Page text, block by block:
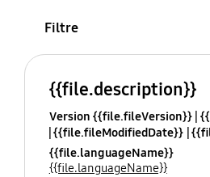
Filtre
{{file.description}}
Version {{file.fileVersion}}
{{file.fileModifiedDate}}
{{file.languageName}}
{{file.languageName}}